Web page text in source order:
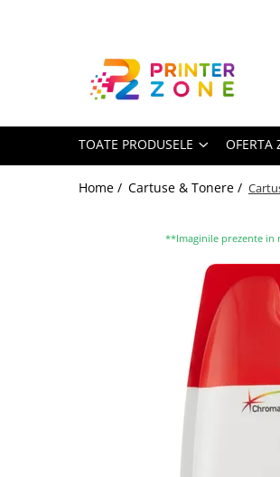
Toate Produsele
Imprimante cu jetTOATE PRODUSELE OFERTA
Home / Cartuse & Tonere /
**Imaginile prezente in